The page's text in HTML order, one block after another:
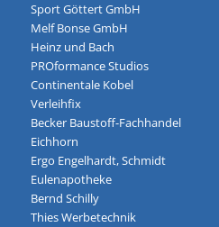
Sport Göttert GmbH
Melf Bonse GmbH
Heinz und Bach
PROformance Studios
Continentale Kobel
Verleihfix
Becker Baustoff-Fachhandel
Eichhorn
Ergo Engelhardt, Schmidt
Eulenapotheke
Bernd Schilly
Thies Werbetechnik